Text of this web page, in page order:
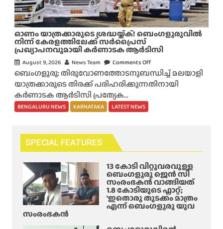
ക്ര
മ
ണം
;
ബേ
ൾ
ബാ
ദ്ദ
നം
!
കെ
എ
സ്
ആ
സി
ബ
ത്തി
നി
ടെ
പ
ണ
വും
ഓണം യാത്രക്കാരുടെ ശ്രദ്ധയ്ക്ക്! ബെംഗളൂരുവിൽ
നിന്ന് കേരളത്തിലേക്ക് സർപ്രൈസ്
പ്രഖ്യാപനവുമായി കർണാടക ആർടിസി
August 9, 2026 News Team Comments Off
n
ഓ
ടെ
ദ്ധ
യ്ക്ക്
!
ബെം
ളൂ
ബെംഗളൂരു: തിരുവോണത്തോടനുബന്ധിച്ച് മലയാളി
യാത്രക്കാരുടെ തിരക്ക് പരിഹരിക്കുന്നതിനായി
കർണാടക ആർടിസി പ്രത്യേക...
BENGALURU NEWS KARNATAKA LATEST NEWS
SPECIAL FEATURES
13 കോടി വിറ്റുവരവുള്ള
ബെംഗളൂരു ജെൻ സി
സംരംഭകൻ വാങ്ങിയത്
1.8 കോടിയുടെ ഫ്ലാറ്റ്;
‘ഇതൊരു തുടക്കം മാത്രം
എന്ന് ബെംഗളൂരു യുവ
സംരംഭകൻ